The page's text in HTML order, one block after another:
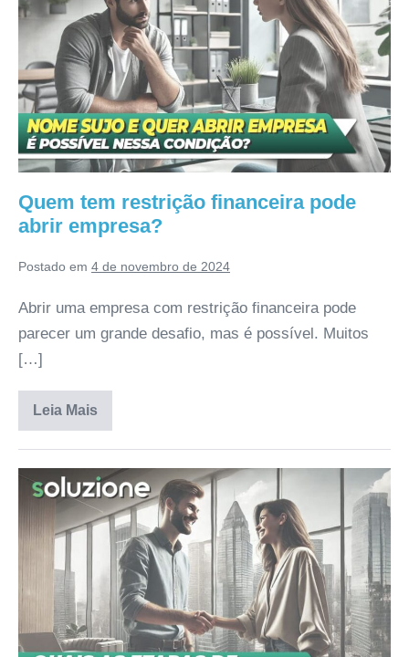
Quem tem restrição financeira pode
abrir empresa?
Postado em 4 de novembro de 2024
Abrir uma empresa com restrição financeira pode
parecer um grande desafio, mas é possível. Muitos
[…]
Leia Mais